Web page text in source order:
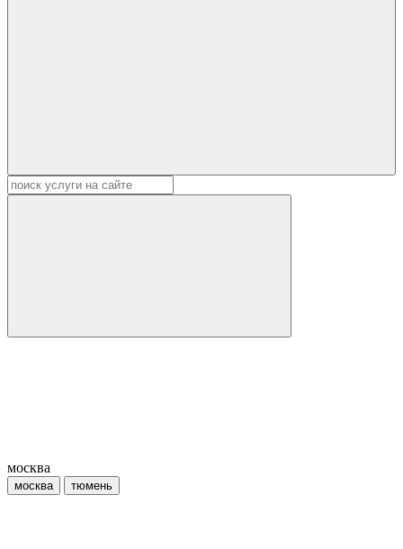
москва
москва тюмень